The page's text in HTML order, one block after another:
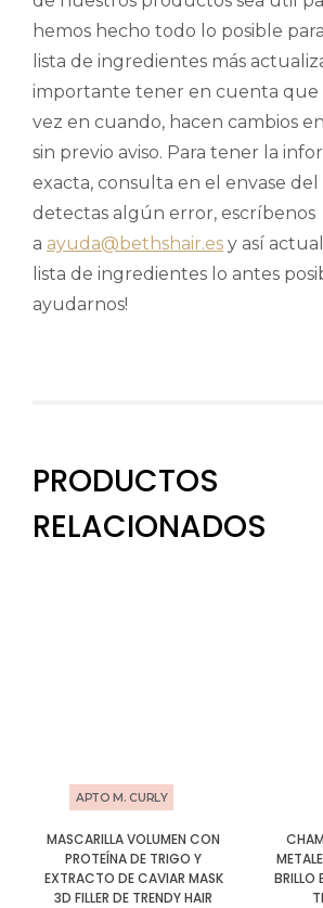
hemos hecho todo lo posible
lista de ingredientes más
importante tener en cuenta que
vez en cuando, hacen cambios
sin previo aviso. Para tener la
exacta, consulta en el envase
detectas algún error, escríbenos
a ayuda@bethshair.es y así
lista de ingredientes lo antes
ayudarnos!
PRODUCTOS
RELACIONADOS
APTO M. CURLY
MASCARILLA VOLUMEN CON
PROTEÍNA DE TRIGO Y
EXTRACTO DE CAVIAR MASK
3D FILLER DE TRENDY HAIR
BRILLO